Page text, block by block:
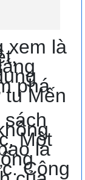
xem là
phá
Mến
sách
Một
la
Công